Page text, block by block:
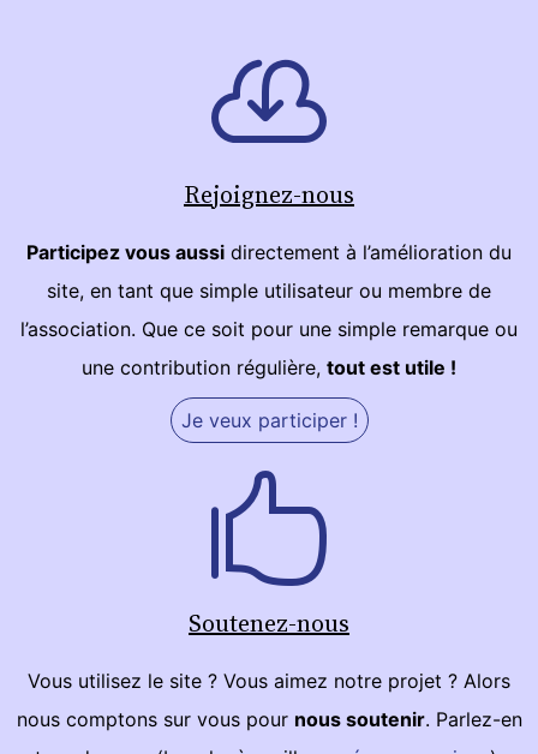
Rejoignez-nous
Participez vous aussi directement à l’amélioration du
site, en tant que simple utilisateur ou membre de
l’association. Que ce soit pour une simple remarque ou
une contribution régulière, tout est utile !
Je veux participer !
Soutenez-nous
Vous utilisez le site ? Vous aimez notre projet ? Alors
nous comptons sur vous pour nous soutenir. Parlez-en